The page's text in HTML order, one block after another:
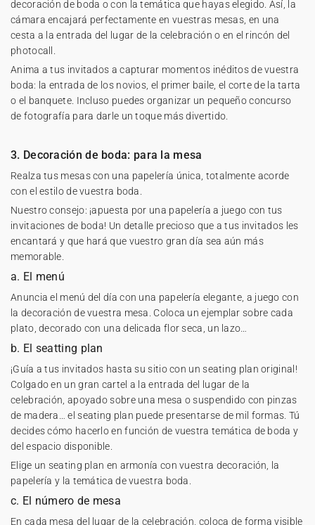
decoración de boda o con la temática que hayas elegido. Así, la
cámara encajará perfectamente en vuestras mesas, en una
cesta a la entrada del lugar de la celebración o en el rincón del
photocall.
Anima a tus invitados a capturar momentos inéditos de vuestra
boda: la entrada de los novios, el primer baile, el corte de la tarta
o el banquete. Incluso puedes organizar un pequeño concurso
de fotografía para darle un toque más divertido.
3. Decoración de boda: para la mesa
Realza tus mesas con una papelería única, totalmente acorde
con el estilo de vuestra boda.
Nuestro consejo: ¡apuesta por una papelería a juego con tus
invitaciones de boda! Un detalle precioso que a tus invitados les
encantará y que hará que vuestro gran día sea aún más
memorable.
a. El menú
Anuncia el menú del día con una papelería elegante, a juego con
la decoración de vuestra mesa. Coloca un ejemplar sobre cada
plato, decorado con una delicada flor seca, un lazo…
b. El seatting plan
¡Guía a tus invitados hasta su sitio con unseating plan original!
Colgado en un gran cartel a la entrada del lugar de la
celebración, apoyado sobre una mesa o suspendido con pinzas
de madera… el seating plan puede presentarse de mil formas. Tú
decides cómo hacerlo en función de vuestra temática de boda y
del espacio disponible.
Elige un seating plan en armonía con vuestra decoración, la
papelería y la temática de vuestra boda.
c. El número de mesa
En cada mesa del lugar de la celebración, coloca de forma visible